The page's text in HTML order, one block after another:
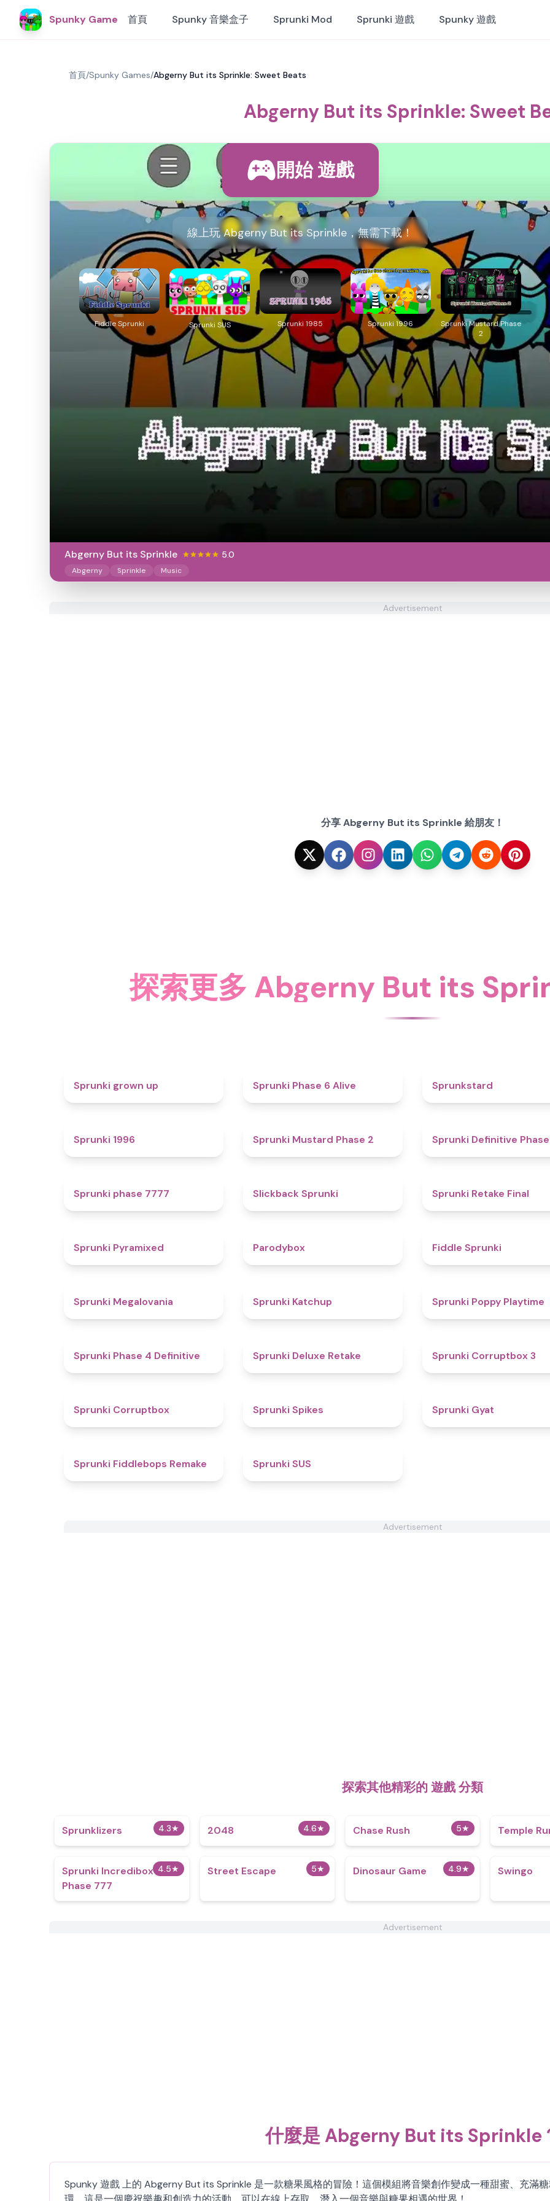
Spunky Game 首頁 Spunky 音樂盒子 Sprunki Mod Sprunki 遊戲 Spunky 遊戲
首頁/Spunky Games/Abgerny But its Sprinkle: Sweet Beats
Abgerny But its Sprinkle: Sweet
開始 遊戲
線上玩 Abgerny But its Sprinkle，無需下載！
Fiddle Sprunki Sprunki SUS Sprunki 1985 Sprunki 1996
Sprunki Mustard Phase
2
Abgerny But its Sprinkle 5.0
Abgerny Sprinkle Music
Advertisement
分享 Abgerny But its Sprinkle 給朋友！
探索更多 Abgerny But its
Sprunki grown up Sprunki Phase 6 Alive Sprunkstard
Sprunki 1996 Sprunki Mustard Phase 2 Sprunki Definitive
Sprunki phase 7777 Slickback Sprunki Sprunki Retake Final
Sprunki Pyramixed Parodybox Fiddle Sprunki
Sprunki Megalovania Sprunki Katchup Sprunki Poppy Playtime
Sprunki Phase 4 Definitive Sprunki Deluxe Retake Sprunki Corruptbox 3
Sprunki Corruptbox Sprunki Spikes Sprunki Gyat
Sprunki Fiddlebops Remake Sprunki SUS
Advertisement
探索其他精彩的 遊戲 分類
4.3★
Sprunklizers 4.6★
2048 5★
Chase Rush Temple
4.5★
Sprunki Incredibox
Phase 777
5★
Street Escape 4.9★
Dinosaur Game Swingo
Advertisement
什麼是 Abgerny But its Sprinkle
Spunky 遊戲 上的 Abgerny But its Sprinkle 是一款糖果風格的冒險！這個模組將音樂創作變成一種甜蜜、充滿